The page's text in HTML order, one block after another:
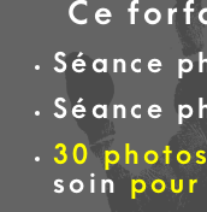
Ce
Séance
Séance
30
soin